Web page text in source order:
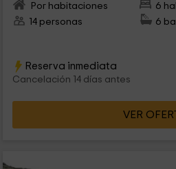
Por habitaciones
6
14 personas
6
Reserva inmediata
Cancelación 14 días antes
VER